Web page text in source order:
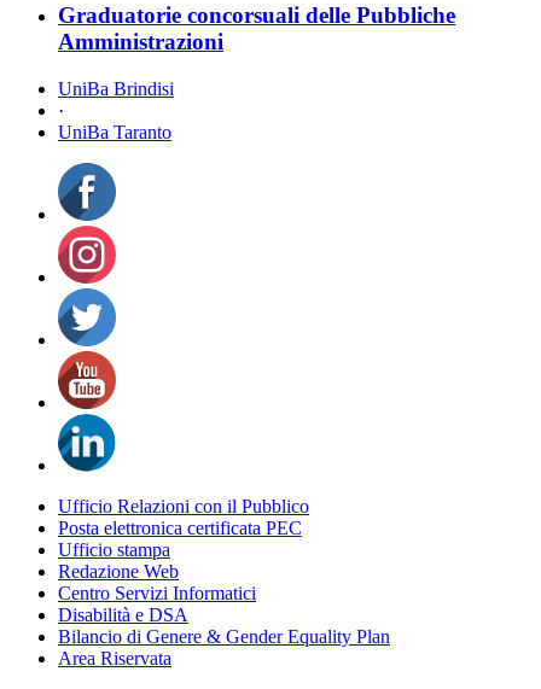
Graduatorie concorsuali delle Pubbliche
Amministrazioni
UniBa Brindisi
·
UniBa Taranto
Ufficio Relazioni con il Pubblico
Posta elettronica certificata PEC
Ufficio stampa
Redazione Web
Centro Servizi Informatici
Disabilità e DSA
Bilancio di Genere & Gender Equality Plan
Area Riservata